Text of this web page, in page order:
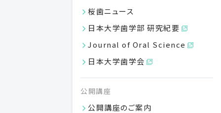
桜歯ニュース
日本大学歯学部 研究紀要
Journal of Oral Science
日本大学歯学会
公開講座
公開講座のご案内
再試験の受験を放棄した場合、もしくは振り返り講義の成
績評価点が基準点未満（小数点以下を切り捨てた値＝小数
第1位を四捨五入しない）であった場合、進級判定及び単位
認定の特例は適用されません。
部則第9条及び部則第10条に該当しない学生及び教授会
の審議を経て学部長が進級・卒業するにふさわしくないと
判定した学生は原級となります。